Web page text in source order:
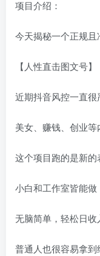
项目介绍：
今天揭秘一个正规且
【人性直击图文号】
近期抖音风控一直很
美女、赚钱、创业等
这个项目跑的是新的
小白和工作室皆能做
无脑简单，轻松日收
普通人也很容易拿到